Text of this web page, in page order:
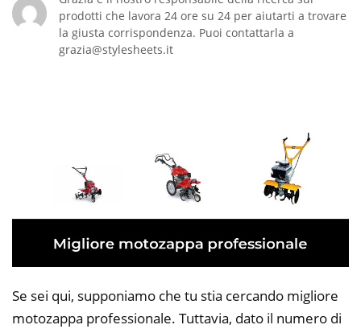
prodotti che lavora 24 ore su 24 per aiutarti a trovare
la giusta corrispondenza. Puoi contattarla a
grazia@stylesheets.it
Se sei qui, supponiamo che tu stia cercando migliore
motozappa professionale. Tuttavia, dato il numero di